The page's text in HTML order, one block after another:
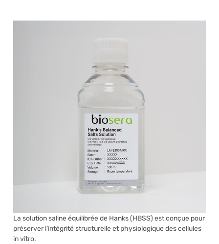
La solution saline équilibrée de Hanks (HBSS) est conçue pour
préserver l’intégrité structurelle et physiologique des cellules
in vitro.